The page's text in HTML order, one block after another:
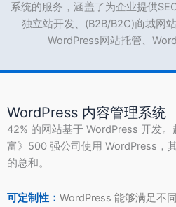
系统的服务，涵盖了为企业提供
独立站开发、(B2B/B2C)商城网
WordPress网站托管、
WordPress 内容管理系统
42% 的网站基于 WordPress 开发
富》500 强公司使用 WordPress，
的总和。
可定制性： WordPress 能够满足不